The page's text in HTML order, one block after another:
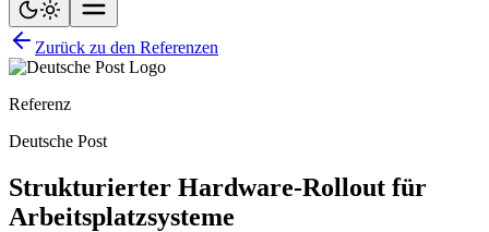
Zurück zu den Referenzen
Referenz
Deutsche Post
Strukturierter Hardware-Rollout für
Arbeitsplatzsysteme